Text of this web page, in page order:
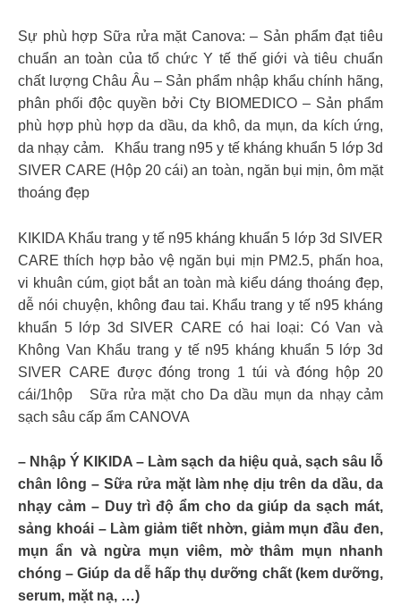
Sự phù hợp Sữa rửa mặt Canova: – Sản phẩm đạt tiêu
chuẩn an toàn của tổ chức Y tế thế giới và tiêu chuẩn
chất lượng Châu Âu – Sản phẩm nhập khẩu chính hãng,
phân phối độc quyền bởi Cty BIOMEDICO – Sản phẩm
phù hợp phù hợp da dầu, da khô, da mụn, da kích ứng,
da nhạy cảm. Khẩu trang n95 y tế kháng khuẩn 5 lớp 3d
SIVER CARE (Hộp 20 cái) an toàn, ngăn bụi mịn, ôm mặt
thoáng đẹp
KIKIDA Khẩu trang y tế n95 kháng khuẩn 5 lớp 3d SIVER
CARE thích hợp bảo vệ ngăn bụi mịn PM2.5, phấn hoa,
vi khuân cúm, giọt bắt an toàn mà kiểu dáng thoáng đẹp,
dễ nói chuyện, không đau tai. Khẩu trang y tế n95 kháng
khuẩn 5 lớp 3d SIVER CARE có hai loại: Có Van và
Không Van Khẩu trang y tế n95 kháng khuẩn 5 lớp 3d
SIVER CARE được đóng trong 1 túi và đóng hộp 20
cái/1hộp Sữa rửa mặt cho Da dầu mụn da nhạy cảm
sạch sâu cấp ẩm CANOVA
– Nhập Ý KIKIDA – Làm sạch da hiệu quả, sạch sâu lỗ
chân lông – Sữa rửa mặt làm nhẹ dịu trên da dầu, da
nhạy cảm – Duy trì độ ẩm cho da giúp da sạch mát,
sảng khoái – Làm giảm tiết nhờn, giảm mụn đầu đen,
mụn ẩn và ngừa mụn viêm, mờ thâm mụn nhanh
chóng – Giúp da dễ hấp thụ dưỡng chất (kem dưỡng,
serum, mặt nạ, …)